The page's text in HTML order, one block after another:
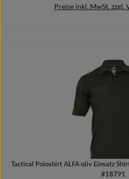
Preise inkl. MwSt. zzgl.
Details
Tactical Poloshirt ALFA oliv Einsatz
#18791